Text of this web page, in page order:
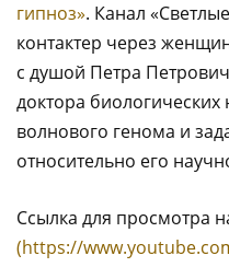
гипноз». Канал
контактер через
с душой Петра
доктора биологических
волнового генома и
относительно его
Ссылка для просмотра
(https://